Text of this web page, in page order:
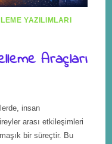
YAZILIMLARI
Araçları
insan
arası etkileşimleri
bir süreçtir. Bu